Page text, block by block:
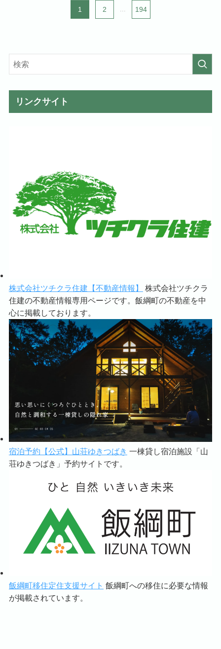
1 2 ... 194
リンクサイト
株式会社ツチクラ住建【不動産情報】
株式会社ツチクラ
住建の不動産情報専用ページです。飯綱町の不動産を中
心に掲載しております。
宿泊予約【公式】山荘ゆきつばき 一棟貸し宿泊施設「山
荘ゆきつばき」予約サイトです。
飯綱町移住定住支援サイト 飯綱町への移住に必要な情報
が掲載されています。